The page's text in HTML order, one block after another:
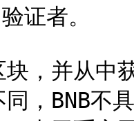
证者。
，并从中
，BNB不